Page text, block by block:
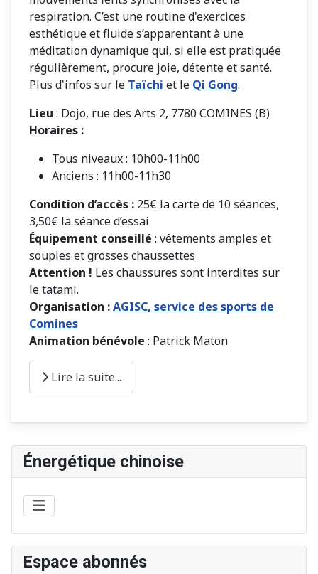
respiration. C’est une routine d'exercices
esthétique et fluide s’apparentant à une
méditation dynamique qui, si elle est pratiquée
régulièrement, procure joie, détente et santé.
Plus d'infos sur le Taïchi et le Qi Gong.
Lieu : Dojo, rue des Arts 2, 7780 COMINES (B)
Horaires :
Tous niveaux : 10h00-11h00
Anciens : 11h00-11h30
Condition d’accès : 25€ la carte de 10 séances,
3,50€ la séance d’essai
Équipement conseillé : vêtements amples et
souples et grosses chaussettes
Attention ! Les chaussures sont interdites sur
le tatami.
Organisation :AGISC, service des sports de
Comines
Animation bénévole : Patrick Maton
Lire la suite...
Énergétique chinoise
Espace abonnés